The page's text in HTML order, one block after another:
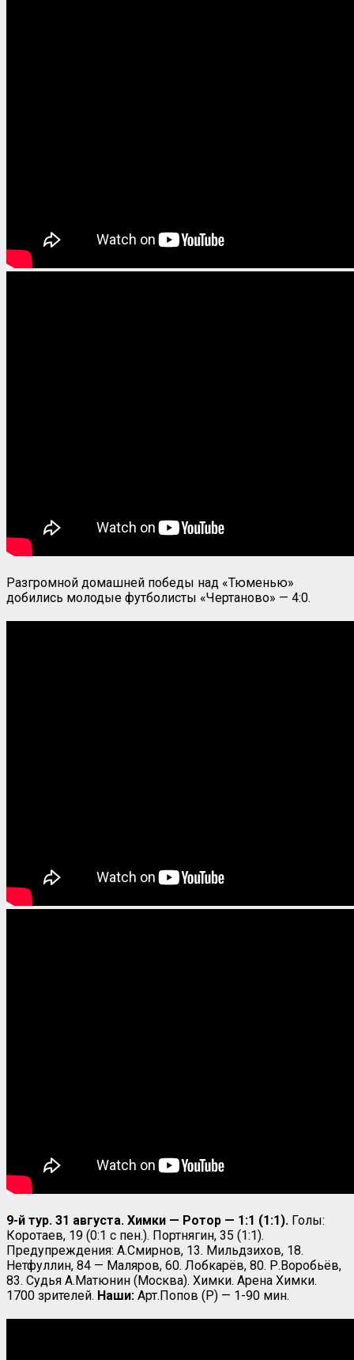
Разгромной домашней победы над «Тюменью»
добились молодые футболисты «Чертаново» — 4:0.
9-й тур. 31 августа. Химки — Ротор — 1:1 (1:1). Голы:
Коротаев, 19 (0:1 с пен.). Портнягин, 35 (1:1).
Предупреждения: А.Смирнов, 13. Мильдзихов, 18.
Нетфуллин, 84 — Маляров, 60. Лобкарёв, 80. Р.Воробьёв,
83. Судья А.Матюнин (Москва). Химки. Арена Химки.
1700 зрителей. Наши: Арт.Попов (Р) — 1-90 мин.